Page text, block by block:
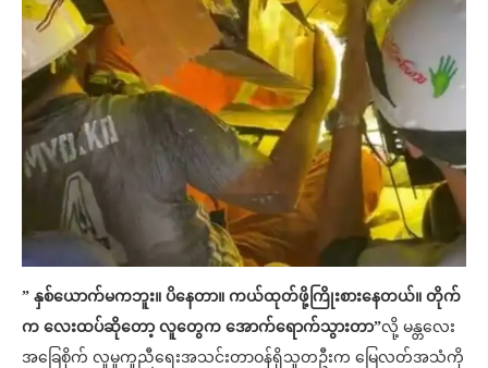
” နှစ်ယောက်မကဘူး။ ပိနေတာ။ ကယ်ထုတ်ဖို့ကြိုးစားနေတယ်။ တိုက်
က လေးထပ်ဆိုတော့ လူတွေက အောက်ရောက်သွားတာ”လို့ မန္တလေး
အခြေစိုက် လူမှုကူညီရေးအသင်းတာဝန်ရှိသူတဦးက မြေလတ်အသံကို